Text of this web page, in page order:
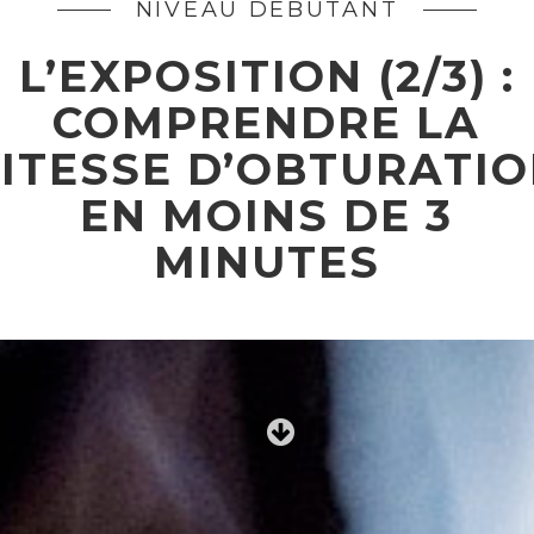
NIVEAU DÉBUTANT
L’EXPOSITION (2/3) :
COMPRENDRE LA
EN MOINS DE 3
MINUTES